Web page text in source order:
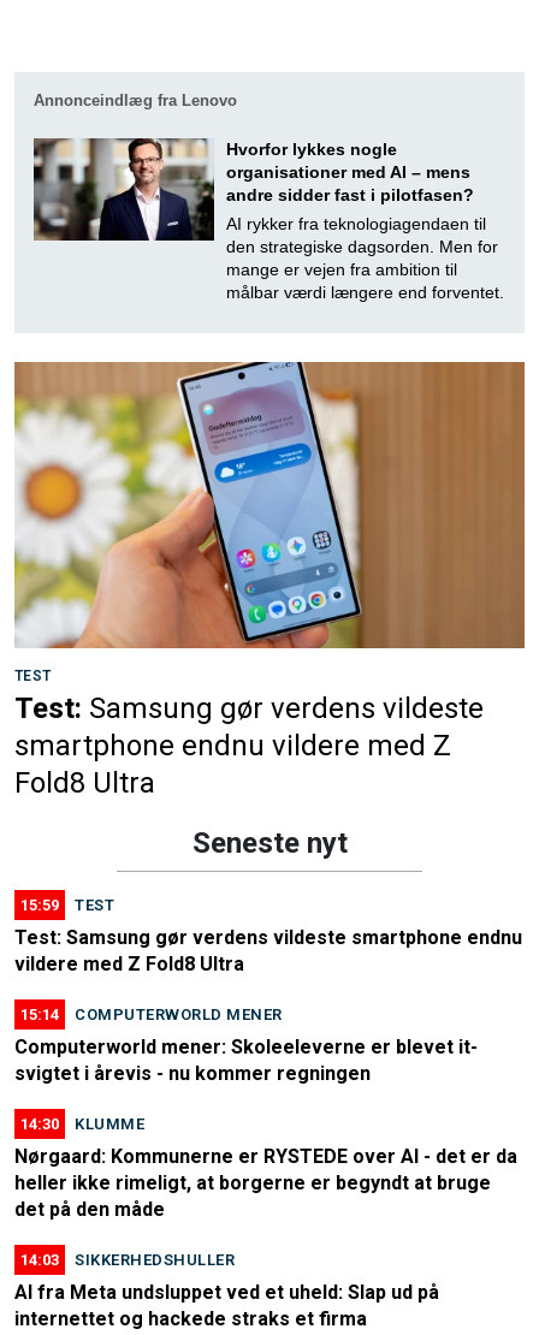
Annonceindlæg fra Lenovo
Hvorfor lykkes nogle
organisationer med AI – mens
andre sidder fast i pilotfasen?
AI rykker fra teknologiagendaen til
den strategiske dagsorden. Men for
mange er vejen fra ambition til
målbar værdi længere end forventet.
TEST
Test: Samsung gør verdens vildeste
smartphone endnu vildere med Z
Fold8 Ultra
Seneste nyt
15:59 TEST
Test: Samsung gør verdens vildeste smartphone endnu
vildere med Z Fold8 Ultra
15:14 COMPUTERWORLD MENER
Computerworld mener: Skoleeleverne er blevet it-
svigtet i årevis - nu kommer regningen
14:30 KLUMME
Nørgaard: Kommunerne er RYSTEDE over AI - det er da
heller ikke rimeligt, at borgerne er begyndt at bruge
det på den måde
14:03 SIKKERHEDSHULLER
AI fra Meta undsluppet ved et uheld: Slap ud på
internettet og hackede straks et firma